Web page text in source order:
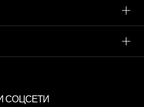
СОЦСЕТИ